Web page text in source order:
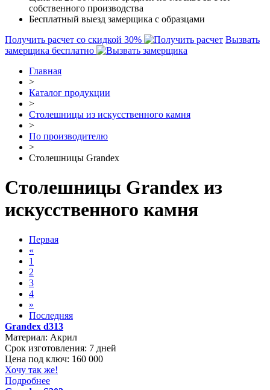
собственного производства
Бесплатный выезд замерщика с образцами
Получить расчет со скидкой 30%
Вызвать
замерщика бесплатно
Главная
>
Каталог продукции
>
Столешницы из искусственного камня
>
По производителю
>
Столешницы Grandex
Столешницы Grandex из
искусственного камня
Первая
«
1
2
3
4
»
Последняя
Grandex d313
Материал: Акрил
Срок изготовления: 7 дней
Цена под ключ: 160 000
Хочу так же!
Подробнее